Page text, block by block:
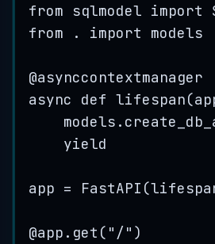
from sqlmodel import
from . import models
@asynccontextmanager
async
def lifespan(
models.
yield
app = FastAPI (
@app . get ( " /" )